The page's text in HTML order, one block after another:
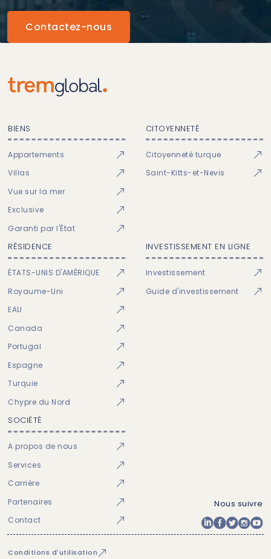
Contactez-nous
BIENS
Appartements
Villas
Vue sur la mer
Exclusive
Garanti par l'État
CITOYENNETÉ
Citoyenneté turque
Saint-Kitts-et-Nevis
RÉSIDENCE
ÉTATS-UNIS D'AMÉRIQUE
Royaume-Uni
EAU
Canada
Portugal
Espagne
Turquie
Chypre du Nord
INVESTISSEMENT EN LIGNE
Investissement
Guide d'investissement
SOCIÉTÉ
A propos de nous
Services
Carrière
Partenaires
Contact
Nous suivre
Conditions d'utilisation